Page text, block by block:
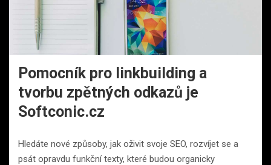
Pomocník pro linkbuilding a
tvorbu zpětných odkazů je
Softconic.cz
Hledáte nové způsoby, jak oživit svoje SEO, rozvíjet se a
psát opravdu funkční texty, které budou organicky